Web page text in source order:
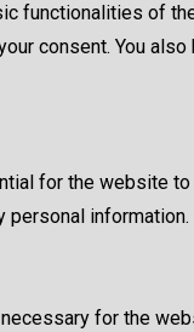
functionalities of
consent. You
for the website
personal information.
for the